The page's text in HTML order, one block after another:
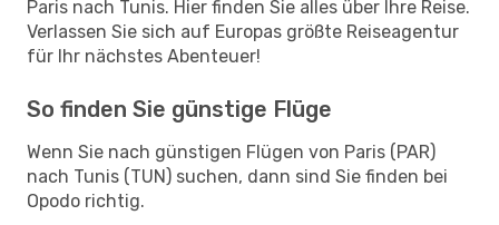
Paris nach Tunis. Hier finden Sie alles über Ihre Reise.
Verlassen Sie sich auf Europas größte Reiseagentur
für Ihr nächstes Abenteuer!
So finden Sie günstige Flüge
Wenn Sie nach günstigen Flügen von Paris (PAR)
nach Tunis (TUN) suchen, dann sind Sie finden bei
Opodo richtig.